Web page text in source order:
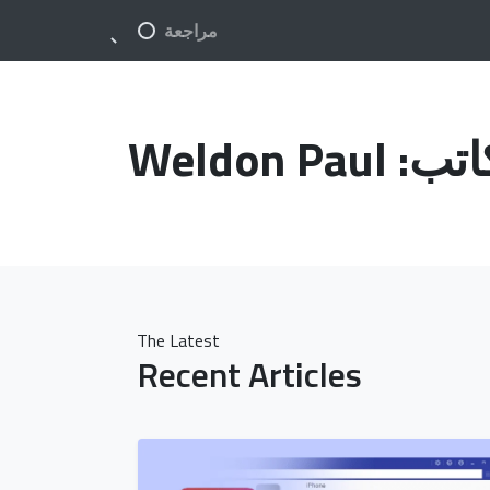
مراجعة
Weldon Paul
The Latest
Recent Articles